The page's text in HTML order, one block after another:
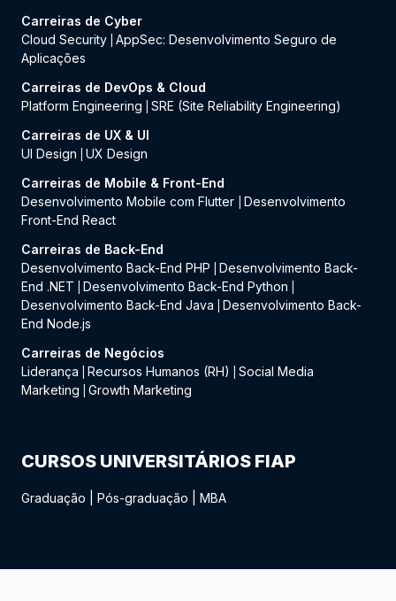
Carreiras de Cyber
Cloud Security AppSec: Desenvolvimento Seguro de
Aplicações
Carreiras de DevOps & Cloud
Platform Engineering
SRE (Site Reliability Engineering)
Carreiras de UX & UI
UI Design
UX Design
Carreiras de Mobile & Front-End
Desenvolvimento Mobile com Flutter
Desenvolvimento
Front-End React
Carreiras de Back-End
Desenvolvimento Back-End PHP
Desenvolvimento Back-
End .NET
Desenvolvimento Back-End Python
Desenvolvimento Back-End Java
Desenvolvimento Back-
End Node.js
Carreiras de Negócios
Liderança
Recursos Humanos (RH)
Social Media
Marketing
Growth Marketing
CURSOS UNIVERSITÁRIOS FIAP
Graduação Pós-graduação MBA